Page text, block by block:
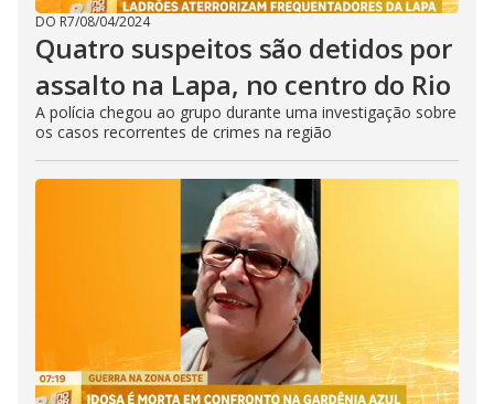
DO R7/08/04/2024
Quatro suspeitos são detidos por
assalto na Lapa, no centro do Rio
A polícia chegou ao grupo durante uma investigação sobre
os casos recorrentes de crimes na região